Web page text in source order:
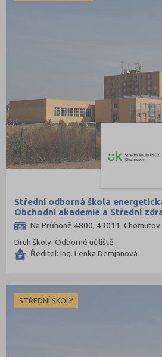
Střední odborná škola
Obchodní akademie a Střední
Chomutov, příspěvková organizace
Na Průhoně 4800, 43011 Chomutov
Druh školy: Odborné učiliště
Ředitel: Ing. Lenka Demjanová
STŘEDNÍ ŠKOLY